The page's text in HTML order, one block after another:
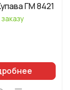
ГМ 8421